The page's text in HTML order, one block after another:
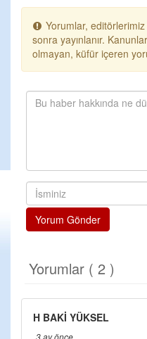
Yorumlar, editörlerimiz
sonra yayınlanır.
olmayan, küfür içeren
Yorum Gönder
Yorumlar ( 2 )
H BAKİ YÜKSEL
3 ay önce